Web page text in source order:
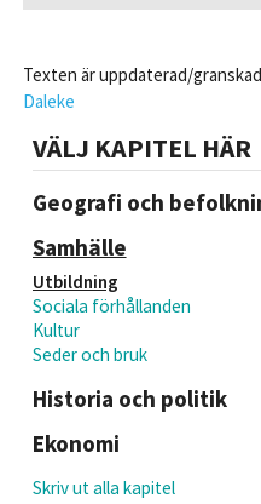
Texten är uppdaterad/
Daleke
VÄLJ KAPITEL HÄR
Geografi och
Samhälle
Utbildning
Sociala förhållanden
Kultur
Seder och bruk
Historia och politik
Ekonomi
Skriv ut alla kapitel